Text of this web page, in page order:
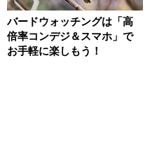
バードウォッチングは「高
倍率コンデジ＆スマホ」で
お手軽に楽しもう！